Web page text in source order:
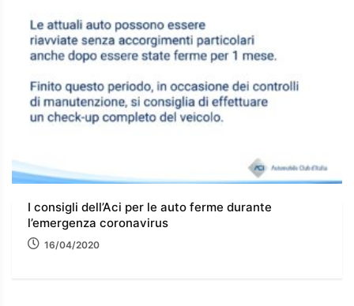
I consigli dell’Aci per le auto ferme durante
l’emergenza coronavirus
16/04/2020